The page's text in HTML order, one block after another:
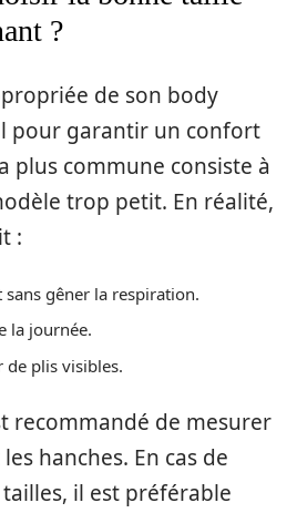
?
de son body
pour garantir un confort
plus commune consiste à
trop petit. En réalité,
:
gêner la respiration.
la journée.
de plis visibles.
recommandé de mesurer
hanches. En cas de
il est préférable